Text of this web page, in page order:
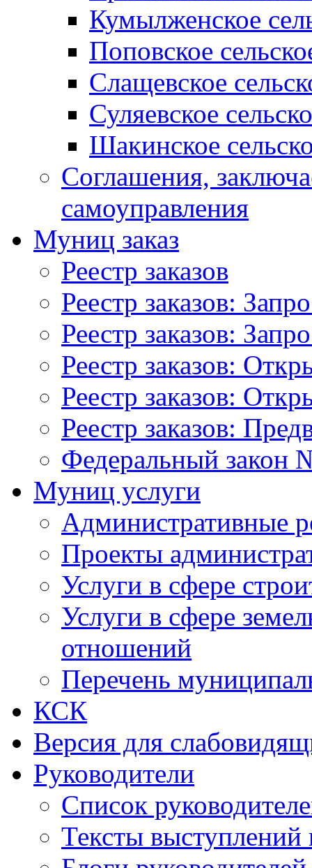
Кумылженское
Поповское
Слащевское
Суляевское
Шакинское
Соглашения,
самоуправления
Муниц заказ
Реестр заказов
Реестр заказов:
Реестр заказов:
Реестр заказов:
Реестр заказов:
Реестр заказов:
Федеральный закон
Муниц услуги
Административные
Проекты
Услуги в сфере
Услуги в сфере
отношений
Перечень
КСК
Версия для
Руководители
Список
Тексты выступлений